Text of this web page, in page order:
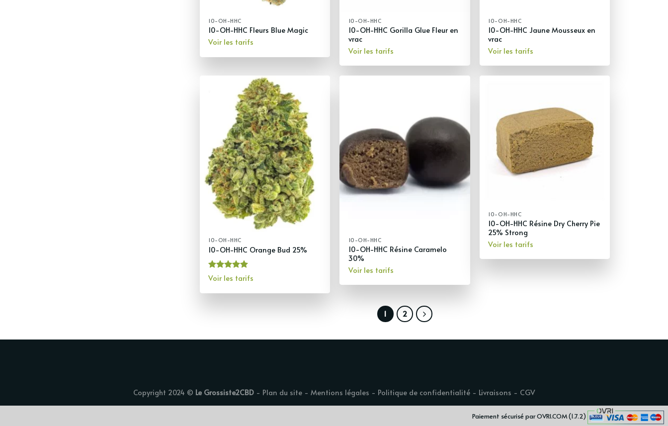
10-OH-HHC
10-OH-HHC Fleurs Blue Magic
Voir les tarifs
10-OH-HHC
10-OH-HHC Gorilla Glue Fleur en
vrac
Voir les tarifs
10-OH-HHC
10-OH-HHC Jaune Mousseux en
vrac
Voir les tarifs
10-OH-HHC
10-OH-HHC Orange Bud 25%
Note5.00
Voir les tarifs
10-OH-HHC
10-OH-HHC Résine Caramelo
30%
Voir les tarifs
10-OH-HHC
10-OH-HHC Résine Dry Cherry Pie
25% Strong
Voir les tarifs
1 2
Copyright 2024 © Le Grossiste2CBD- Plan du site- Mentions légales - Politique de confidentialité- Livraisons - CGV
Paiement sécurisé par OVRI.COM (1.7.2)